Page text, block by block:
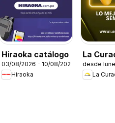
Hiraoka catálogo
03/08/2026 - 10/08/2026
Hiraoka
La
desde
La